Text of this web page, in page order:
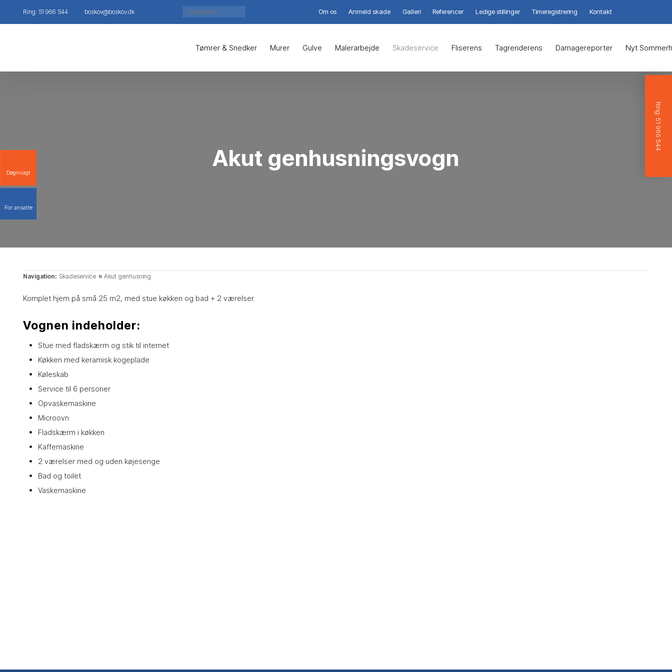
Døgnvagt
For ansatte
Ring: 51 966 544 boskov@boskov.dk Om os Anmeld skade Galleri Referencer Ledige stillinger Timeregistrering Kontakt
Tømrer & Snedker Murer Gulve Malerarbejde Skadeservice Fliserens Tagrenderens Damagereporter Nyt
Akut genhusningsvogn
Ring: 51 966 544
Navigation: Skadeservice »Akut genhusning
Komplet hjem på små 25 m2, med stue køkken og bad + 2 værelser.
Vognen indeholder:
​Stue med fladskærm og stik til internet
Køkken med keramisk kogeplade
Køleskab
Service til 6 personer
Opvaskemaskine
Microovn
Fladskærm i køkken
Kaffemaskine
2 værelser med og uden køjesenge
Bad og toilet
Vaskemaskine